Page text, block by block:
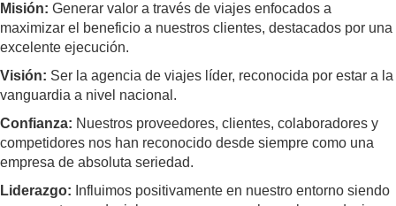
OFERTAS
EUROPA
CANADÁ
Y
USA
Misión: Generar valor a través de viajes enfocados a
maximizar el beneficio a nuestros clientes, destacados por una
excelente ejecución.
Visión: Ser la agencia de viajes líder, reconocida por estar a la
vanguardia a nivel nacional.
Confianza: Nuestros proveedores, clientes, colaboradores y
competidores nos han reconocido desde siempre como una
empresa de absoluta seriedad.
Liderazgo: Influimos positivamente en nuestro entorno siendo